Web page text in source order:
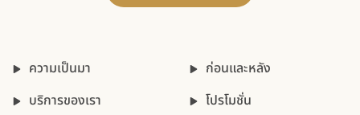
ความเป็นมา
บริการของเรา
ก่อนและหลัง
โปรโมชั่น